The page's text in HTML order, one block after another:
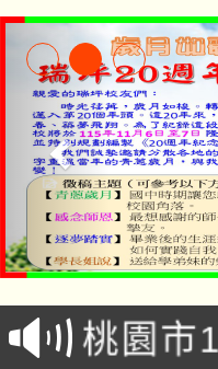
學
公告本
代理(
「
車」活
桃園市